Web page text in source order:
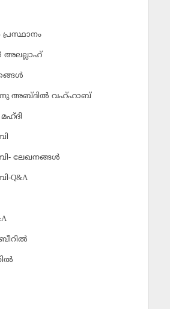
പ്രസ്ഥാനം
അലല്ലാഹ്
അബ്ദില്‍ വഹ്ഹാബ്
ലേഖനങ്ങള്‍
Q&A